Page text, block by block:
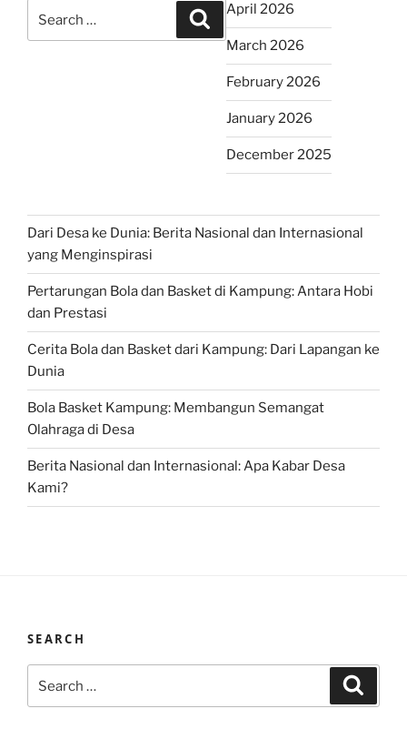
for:
Search
April 2026
March 2026
February 2026
January 2026
December 2025
Dari Desa ke Dunia: Berita Nasional dan Internasional
yang Menginspirasi
Pertarungan Bola dan Basket di Kampung: Antara Hobi
dan Prestasi
Cerita Bola dan Basket dari Kampung: Dari Lapangan ke
Dunia
Bola Basket Kampung: Membangun Semangat
Olahraga di Desa
Berita Nasional dan Internasional: Apa Kabar Desa
Kami?
SEARCH
for: